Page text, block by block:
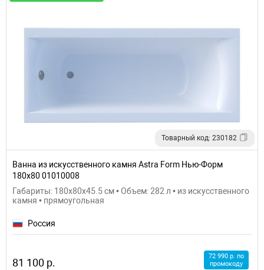
Товарный код: 230182
Ванна из искусственного камня Astra Form Нью-Форм
180х80 01010008
Габариты: 180x80x45.5 см • Объем: 282 л • из искусственного
камня • прямоугольная
Россия
81 100 р.
72 990 р. по
промокоду